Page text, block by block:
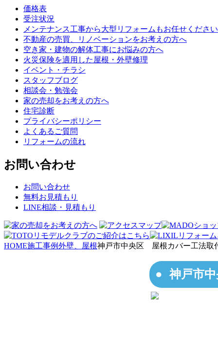
価格表
受注状況
メンテナンス工事から大型リフォームもお任せください
不動産の売買、リノベーションをお考えの方へ
空き家・建物の解体工事にお悩みの方へ
火災保険を適用した屋根・外壁修理
イベント・チラシ
スタッフブログ
相談会・勉強会
家の売却をお考えの方へ
住宅診断
プライバシーポリシー
よくあるご質問
リフォームの流れ
お問い合わせ
お問い合わせ
無料お見積もり
LINE相談・見積もり
HOME施工事例外壁、屋根神戸市中央区 屋根カバー工法取
神戸市